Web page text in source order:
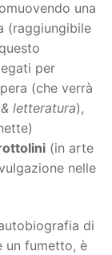
una
(raggiungibile
per
(che verrà
letteratura),
(in arte
nelle
di
un fumetto, è